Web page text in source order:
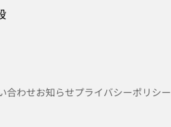
合わせお知らせプライバシーポリシー